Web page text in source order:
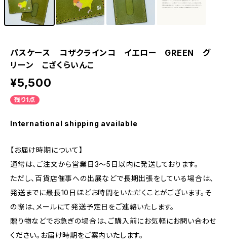
パスケース コザクラインコ イエロー GREEN グ
リーン こざくらいんこ
¥5,500
残り1点
International shipping available
【お届け時期について】
通常は、ご注文から営業日3〜5日以内に発送しております。
ただし、百貨店催事への出展などで長期出張をしている場合は、
発送までに最長10日ほどお時間をいただくことがございます。そ
の際は、メールにて発送予定日をご連絡いたします。
贈り物などでお急ぎの場合は、ご購入前にお気軽にお問い合わせ
ください。お届け時期をご案内いたします。